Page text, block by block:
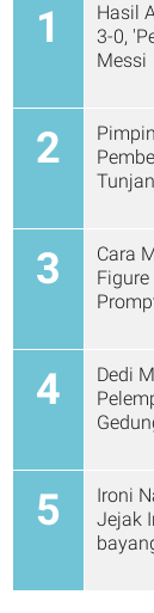
1
Hasil
3-0,
Messi
2
3
Cara
4
Dedi
5
Ironi
Jejak